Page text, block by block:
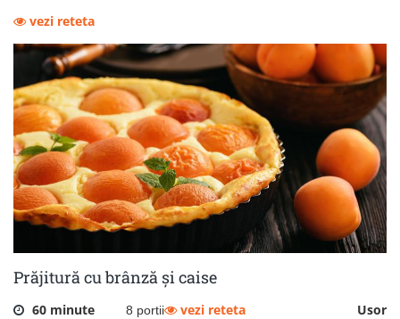
vezi reteta
Prăjitură cu brânză și caise
60 minute 8 portii Usor
vezi reteta